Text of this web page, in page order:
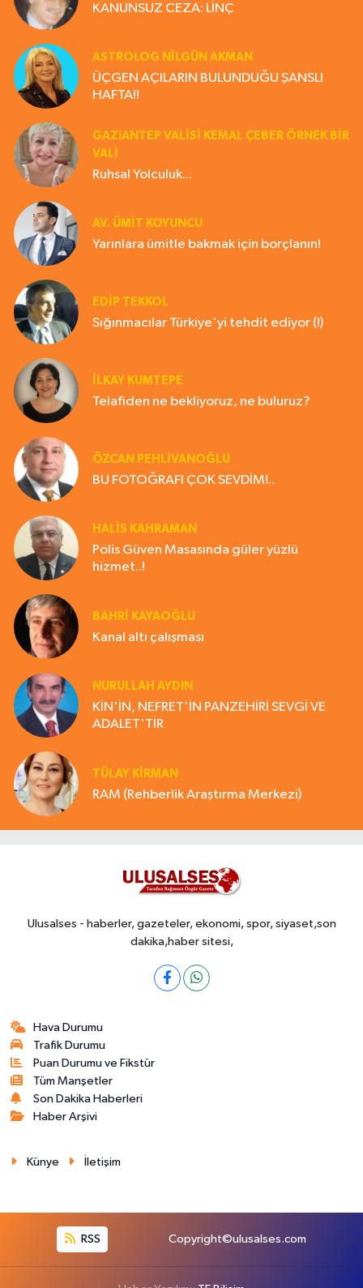
KANUNSUZ CEZA: LİNÇ
ASTROLOG NILGÜN AKMAN
ÜÇGEN AÇILARIN BULUNDUĞU ŞANSLI
HAFTA!!
GAZIANTEP VALISI KEMAL ÇEBER ÖRNEK BİR
VALİ
Ruhsal Yolculuk...
AV. ÜMIT KOYUNCU
Yarınlara ümitle bakmak için borçlanın!
EDIP TEKKOL
Sığınmacılar Türkiye'yi tehdit ediyor (!)
İLKAY KUMTEPE
Telafiden ne bekliyoruz, ne buluruz?
ÖZCAN PEHLİVANOĞLU
BU FOTOĞRAFI ÇOK SEVDİM!..
HALIS KAHRAMAN
Polis Güven Masasında güler yüzlü
hizmet..!
BAHRI KAYAOĞLU
Kanal altı çalışması
NURULLAH AYDIN
KİN'İN, NEFRET'İN PANZEHİRİ SEVGİ VE
ADALET'TİR
TÜLAY KİRMAN
RAM (Rehberlik Araştırma Merkezi)
Ulusalses - haberler, gazeteler, ekonomi, spor, siyaset,son
dakika,haber sitesi,
Hava Durumu
Trafik Durumu
Puan Durumu ve Fikstür
Tüm Manşetler
Son Dakika Haberleri
Haber Arşivi
Künye İletişim
RSS Copyright©ulusalses.com